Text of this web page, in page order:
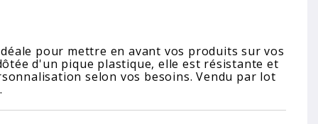
pour mettre en avant vos produits sur vos
d'un pique plastique, elle est résistante et
selon vos besoins. Vendu par lot